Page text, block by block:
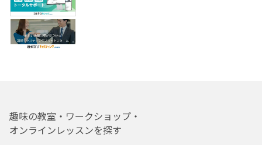
趣味の教室・ワークショップ・
オンラインレッスンを探す